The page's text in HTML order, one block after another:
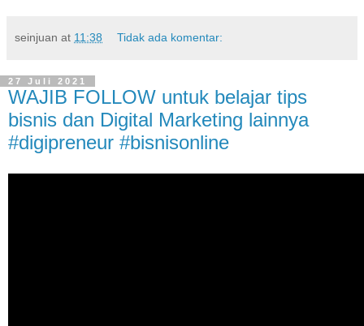
seinjuan at 11:38 Tidak ada komentar:
27 Juli 2021
WAJIB FOLLOW untuk belajar tips
bisnis dan Digital Marketing lainnya
#digipreneur #bisnisonline